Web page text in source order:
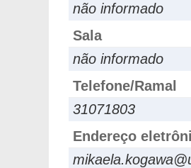
não informado
Sala
não informado
Telefone/Ramal
31071803
Endereço